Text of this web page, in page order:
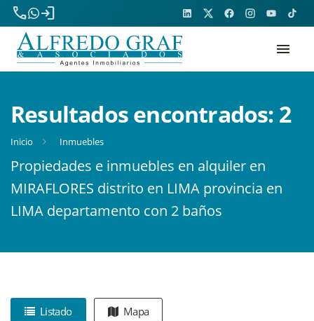
phone
login
menu
Resultados encontrados: 2
Inicio Inmuebles
Propiedades e inmuebles en alquiler en
MIRAFLORES distrito en LIMA provincia en
LIMA departamento con 2 baños
Listado Mapa